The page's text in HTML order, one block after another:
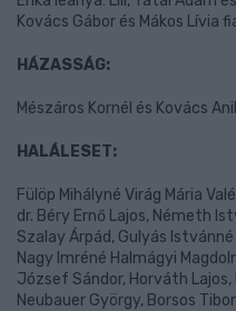
Kovács Gábor és Mákos Lívia
HÁZASSÁG:
Mészáros Kornél és Kovács
HALÁLESET:
Fülöp Mihályné Virág Mária
dr. Béry Ernő Lajos, Németh
Szalay Árpád, Gulyás
Nagy Imréné Halmágyi
József Sándor, Horváth Lajos,
Neubauer György, Borsos